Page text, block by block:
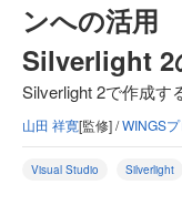
ンへの活用
Silverlight 2
Silverlight 2で作成す
山田 祥寛[監修] /WINGS
Visual Studio Silverlight